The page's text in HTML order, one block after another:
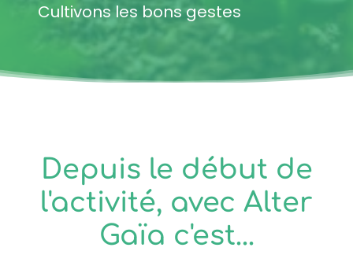
Cultivons les bons gestes
Depuis le début de
l'activité, avec Alter
Gaïa c'est...